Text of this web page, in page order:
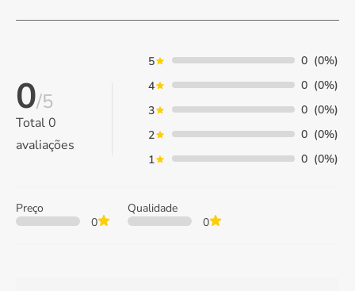
0/5
Total0
avaliações
5 0 (0%)
4
0 (0%)
3
0 (0%)
2
0 (0%)
1
0 (0%)
Preço
0
Qualidade
0